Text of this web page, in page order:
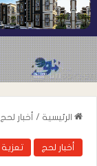
الرئيسية / أخبار لحج
أخبار لحج تعزية